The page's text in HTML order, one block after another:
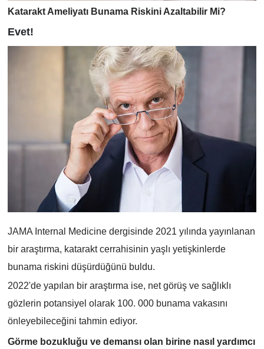
Katarakt Ameliyatı Bunama Riskini Azaltabilir Mi?
Evet!
JAMA Internal Medicine dergisinde 2021 yılında yayınlanan
bir araştırma, katarakt cerrahisinin yaşlı yetişkinlerde
bunama riskini düşürdüğünü buldu.
2022'de yapılan bir araştırma ise, net görüş ve sağlıklı
gözlerin potansiyel olarak 100. 000 bunama vakasını
önleyebileceğini tahmin ediyor.
Görme bozukluğu ve demansı olan birine nasıl yardımcı